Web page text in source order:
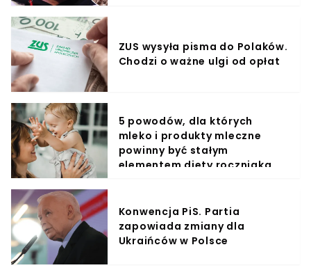
ZUS wysyła pisma do Polaków.
Chodzi o ważne ulgi od opłat
5 powodów, dla których
mleko i produkty mleczne
powinny być stałym
elementem diety roczniaka
Konwencja PiS. Partia
zapowiada zmiany dla
Ukraińców w Polsce